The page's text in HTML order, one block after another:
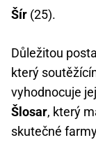
Šír (25).
Důležitou
který
vyhodnocuje
Šlosar, který
skutečné